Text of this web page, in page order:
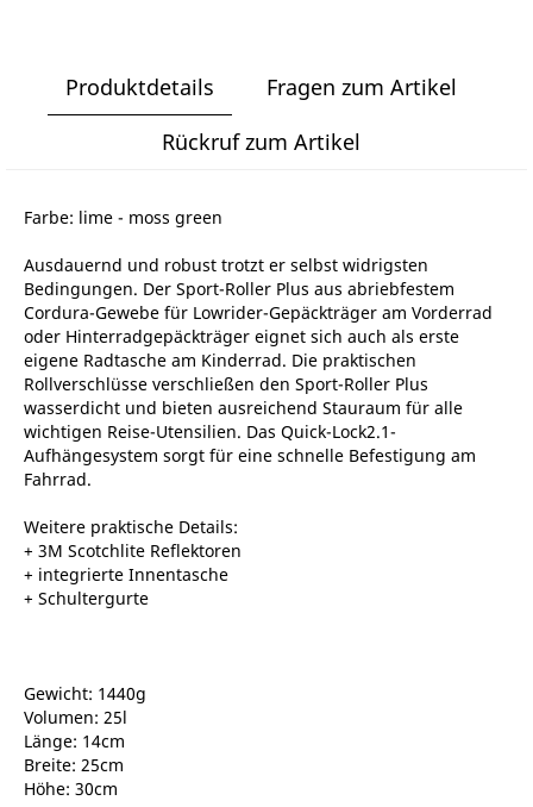
Produktdetails
Fragen zum Artikel
Rückruf zum Artikel
Farbe: lime - moss green
Ausdauernd und robust trotzt er selbst widrigsten
Bedingungen. Der Sport-Roller Plus aus abriebfestem
Cordura-Gewebe für Lowrider-Gepäckträger am Vorderrad
oder Hinterradgepäckträger eignet sich auch als erste
eigene Radtasche am Kinderrad. Die praktischen
Rollverschlüsse verschließen den Sport-Roller Plus
wasserdicht und bieten ausreichend Stauraum für alle
wichtigen Reise-Utensilien. Das Quick-Lock2.1-
Aufhängesystem sorgt für eine schnelle Befestigung am
Fahrrad.
Weitere praktische Details:
+ 3M Scotchlite Reflektoren
+ integrierte Innentasche
+ Schultergurte
Gewicht: 1440g
Volumen: 25l
Länge: 14cm
Breite: 25cm
Höhe: 30cm